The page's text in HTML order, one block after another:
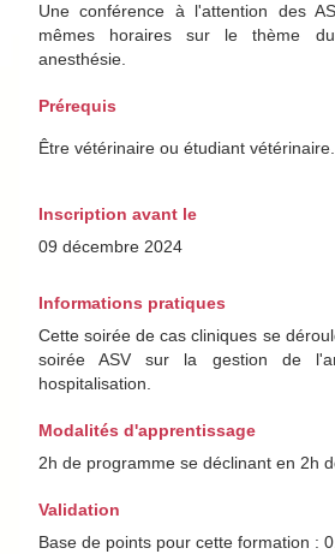
Une conférence à l'attention des
mêmes horaires sur le thème
anesthésie.
Prérequis
Être vétérinaire ou étudiant vétérinaire.
Inscription avant le
09 décembre 2024
Informations pratiques
Cette soirée de cas cliniques se
soirée ASV sur la gestion de
hospitalisation.
Modalités d'apprentissage
2h de programme se déclinant en 2h
Validation
Base de points pour cette formation :